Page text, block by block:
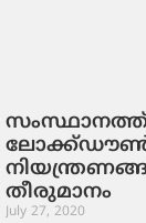
ലോക്ക്ഡൗണ്‍
തീരുമാനം
July 27, 2020